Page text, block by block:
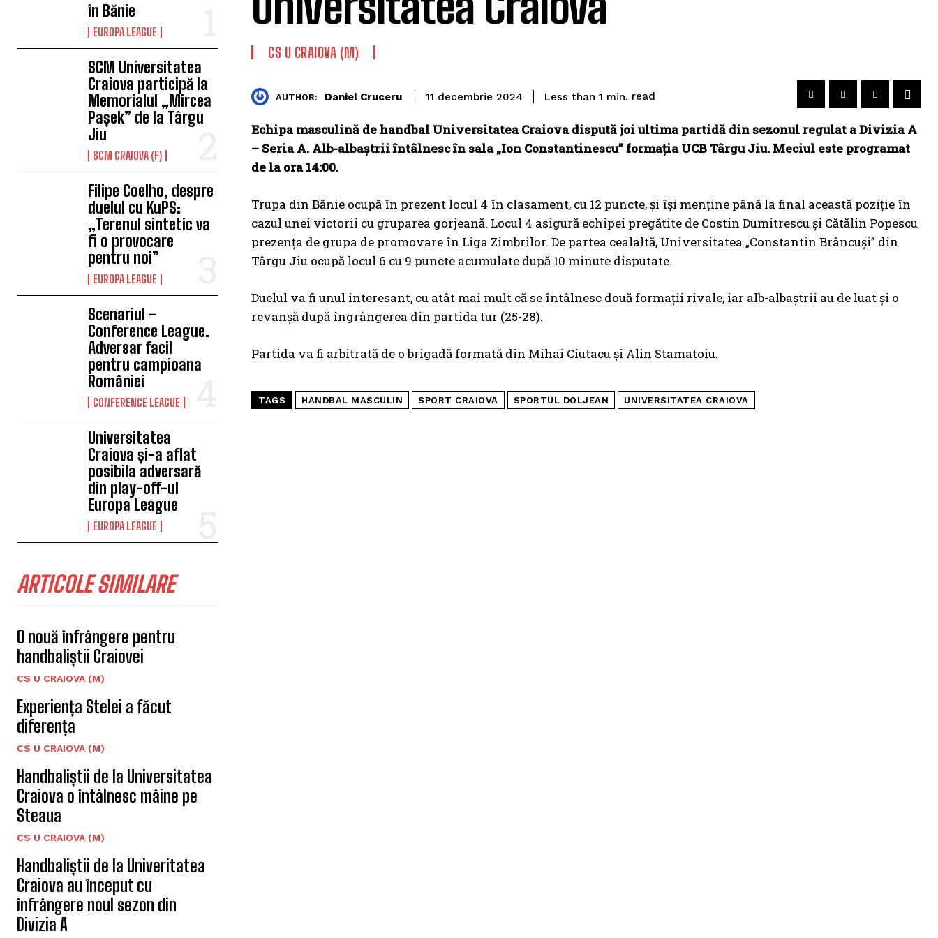
în Bănie
EUROPA LEAGUE
SCM Universitatea
Craiova participă la
Memorialul „Mircea
Pașek” de la Târgu
Jiu
SCM CRAIOVA (F)
Filipe Coelho, despre
duelul cu KuPS:
„Terenul sintetic va
fi o provocare
pentru noi”
EUROPA LEAGUE
Scenariul –
Conference League.
Adversar facil
pentru campioana
României
CONFERENCE LEAGUE
Universitatea
Craiova și-a aflat
posibila adversară
din play-off-ul
Europa League
EUROPA LEAGUE
ARTICOLE SIMILARE
O nouă înfrângere pentru
handbaliștii Craiovei
CS U CRAIOVA (M)
Experiența Stelei a făcut
diferența
CS U CRAIOVA (M)
Handbaliștii de la Universitatea
Craiova o întâlnesc mâine pe
Steaua
CS U CRAIOVA (M)
Handbaliștii de la Univeritatea
Craiova au început cu
înfrângere noul sezon din
Divizia A
CS U CRAIOVA (M)
AUTHOR: Daniel Cruceru 11 decembrie 2024 Less than 1 min. read
Echipa masculină de handbal Universitatea Craiova dispută joi ultima partidă din sezonul regulat a Divizia A
– Seria A. Alb-albaștrii întâlnesc în sala „Ion Constantinescu” formația UCB Târgu Jiu. Meciul este programat
de la ora 14:00.
Trupa din Bănie ocupă în prezent locul 4 în clasament, cu 12 puncte, și își menține până la final această poziție în
cazul unei victorii cu gruparea gorjeană. Locul 4 asigură echipei pregătite de Costin Dumitrescu și Cătălin Popescu
prezența de grupa de promovare în Liga Zimbrilor. De partea cealaltă, Universitatea „Constantin Brâncuși” din
Târgu Jiu ocupă locul 6 cu 9 puncte acumulate după 10 minute disputate.
Duelul va fi unul interesant, cu atât mai mult că se întâlnesc două formații rivale, iar alb-albaștrii au de luat și o
revanșă după îngrângerea din partida tur (25-28).
Partida va fi arbitrată de o brigadă formată din Mihai Ciutacu și Alin Stamatoiu.
TAGS HANDBAL MASCULIN SPORT CRAIOVA SPORTUL DOLJEAN UNIVERSITATEA CRAIOVA